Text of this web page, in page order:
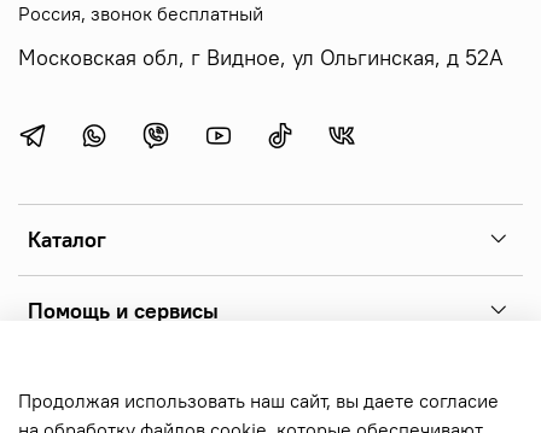
Каталог
Помощь и сервисы
Россия, звонок бесплатный
Московская обл, г Видное, ул Ольгинская, д 52А
Copyright 2026 © sonoff.ru - фирменный интернет-магазин
реле sonoff, выключателей и аксессуаров. Все права
Продолжая использовать наш сайт, вы даете согласие